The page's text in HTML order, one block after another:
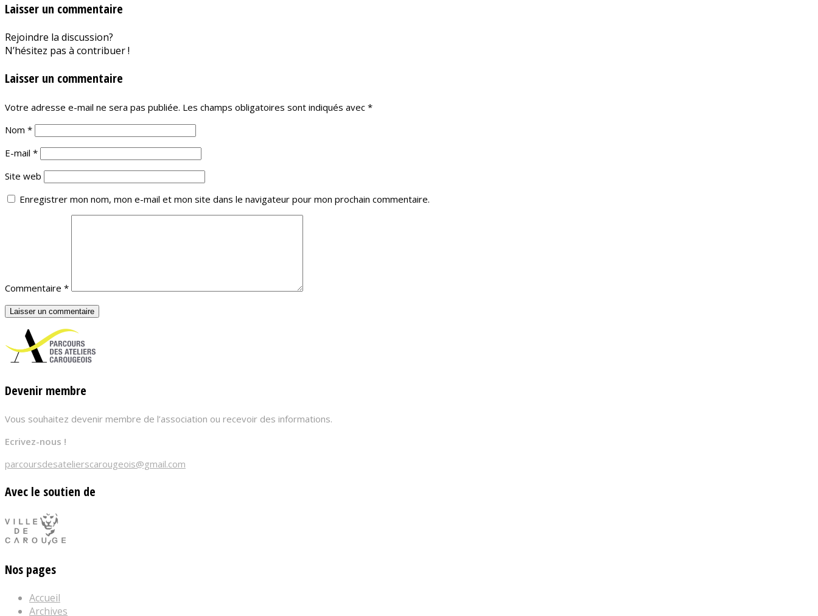
Laisser un commentaire
Rejoindre la discussion?
N’hésitez pas à contribuer !
Laisser un commentaire
Votre adresse e-mail ne sera pas publiée. Les champs obligatoires sont indiqués avec *
Nom *
E-mail *
Site web
Enregistrer mon nom, mon e-mail et mon site dans le navigateur pour mon prochain commentaire.
Commentaire *
Devenir membre
Vous souhaitez devenir membre de l’association ou recevoir des informations.
Ecrivez-nous !
parcoursdesatelierscarougeois@gmail.com
Avec le soutien de
Nos pages
Accueil
Archives